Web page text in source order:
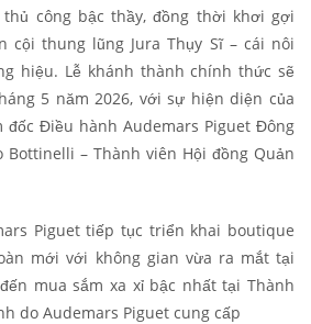
công bậc thầy, đồng thời khơi gợi
cội thung lũng Jura Thụy Sĩ – cái nôi
hiệu. Lễ khánh thành chính thức sẽ
5 năm 2026, với sự hiện diện của
đốc Điều hành Audemars Piguet Đông
Bottinelli – Thành viên Hội đồng Quản
Piguet tiếp tục triển khai boutique
mới với không gian vừa ra mắt tại
mua sắm xa xỉ bậc nhất tại Thành
do Audemars Piguet cung cấp